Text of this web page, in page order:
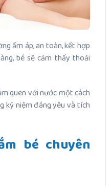
ấm áp, an toàn, kết hợp
bé sẽ cảm thấy thoải
quen với nước một cách
kỷ niệm đáng yêu và tích
bé chuyên